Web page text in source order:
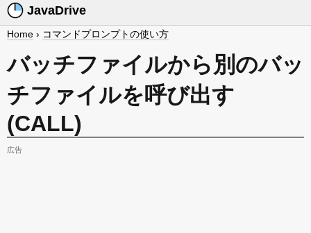
JavaDrive
Home › コマンドプロンプトの使い方
バッチファイルから別のバッ
チファイルを呼び出す
(CALL)
広告